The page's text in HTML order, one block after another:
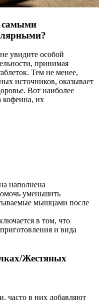
самыми
увидите особой
принимая
Тем не менее,
источников, оказывает
Вот наиболее
кофеина, их
наполнена
уменьшить
мышцами после
в том, что
и вида
Жестяных
часто в них добавляют